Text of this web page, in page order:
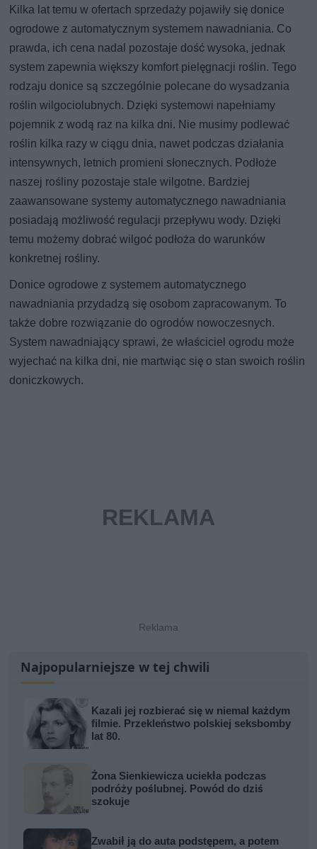
Kilka lat temu w ofertach sprzedaży pojawiły się donice
ogrodowe z automatycznym systemem nawadniania. Co
prawda, ich cena nadal pozostaje dość wysoka, jednak
system zapewnia większy komfort pielęgnacji roślin. Tego
rodzaju donice są szczególnie polecane do wysadzania
roślin wilgociolubnych. Dzięki systemowi napełniamy
pojemnik z wodą raz na kilka dni. Nie musimy podlewać
roślin kilka razy w ciągu dnia, nawet podczas działania
intensywnych, letnich promieni słonecznych. Podłoże
naszej rośliny pozostaje stale wilgotne. Bardziej
zaawansowane systemy automatycznego nawadniania
posiadają możliwość regulacji przepływu wody. Dzięki
temu możemy dobrać wilgoć podłoża do warunków
konkretnej rośliny.
Donice ogrodowe z systemem automatycznego
nawadniania przydadzą się osobom zapracowanym. To
także dobre rozwiązanie do ogrodów nowoczesnych.
System nawadniający sprawi, że właściciel ogrodu może
wyjechać na kilka dni, nie martwiąc się o stan swoich roślin
doniczkowych.
Najpopularniejsze w tej chwili
Kazali jej rozbierać się w niemal każdym
filmie. Przekleństwo polskiej seksbomby
lat 80.
Żona Sienkiewicza uciekła podczas
podróży poślubnej. Powód do dziś
szokuje
Zwabił ją do auta podstępem, a potem